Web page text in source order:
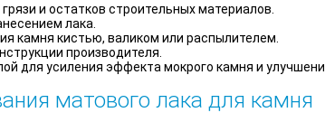
и остатков строительных материалов.
лака.
камня кистью, валиком или распылителем.
производителя.
для усиления эффекта мокрого камня и
матового лака для камня